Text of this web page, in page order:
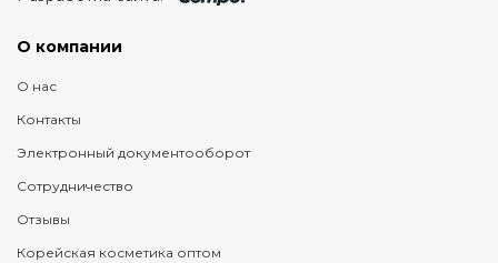
О компании
О нас
Контакты
Электронный документооборот
Сотрудничество
Отзывы
Корейская косметика оптом